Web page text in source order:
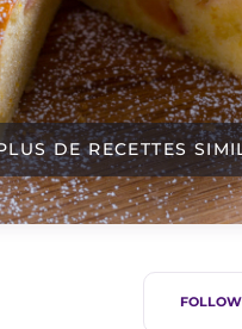
DE RECETTES